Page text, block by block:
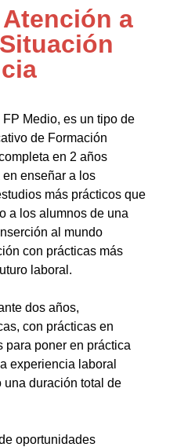
a
Medio, es un tipo de
de Formación
en 2 años
enseñar a los
más prácticos que
a los alumnos de una
al mundo
con prácticas más
laboral.
dos años,
con prácticas en
para poner en práctica
experiencia laboral
una duración total de
oportunidades